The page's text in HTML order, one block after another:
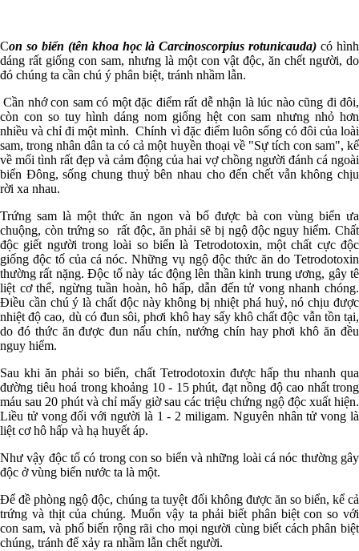
Con so biển (tên khoa học là Carcinoscorpius rotunicauda)có hình
dáng rất giống con sam, nhưng là một con vật độc, ăn chết người, do
đó chúng ta cần chú ý phân biệt, tránh nhầm lẫn.
Cần nhớ con sam có một đặc điểm rất dễ nhận là lúc nào cũng đi đôi,
còn con so tuy hình dáng nom giống hệt con sam nhưng nhỏ hơn
nhiều và chỉ đi một mình. Chính vì đặc điểm luôn sống có đôi của loài
sam, trong nhân dân ta có cả một huyền thoại về "Sự tích con sam", kể
về mối tình rất đẹp và cảm động của hai vợ chồng người đánh cá ngoài
biển Đông, sống chung thuỷ bên nhau cho đến chết vẫn không chịu
rời xa nhau.
Trứng sam là một thức ăn ngon và bổ được bà con vùng biển ưa
chuộng, còn trứng so rất độc, ăn phải sẽ bị ngộ độc nguy hiểm. Chất
độc giết người trong loài so biển là Tetrodotoxin, một chất cực độc
giống độc tố của cá nóc. Những vụ ngộ độc thức ăn do Tetrodotoxin
thường rất nặng. Độc tố này tác động lên thần kinh trung ương, gây tê
liệt cơ thể, ngừng tuần hoàn, hô hấp, dẫn đến tử vong nhanh chóng.
Điều cần chú ý là chất độc này không bị nhiệt phá huỷ, nó chịu được
nhiệt độ cao, dù có đun sôi, phơi khô hay sấy khô chất độc vẫn tồn tại,
do đó thức ăn được đun nấu chín, nướng chín hay phơi khô ăn đều
nguy hiểm.
Sau khi ăn phải so biển, chất Tetrodotoxin được hấp thu nhanh qua
đường tiêu hoá trong khoảng 10 - 15 phút, đạt nồng độ cao nhất trong
máu sau 20 phút và chỉ mấy giờ sau các triệu chứng ngộ độc xuất hiện.
Liều tử vong đối với người là 1 - 2 miligam. Nguyên nhân tử vong là
liệt cơ hô hấp và hạ huyết áp.
Như vậy độc tố có trong con so biển và những loài cá nóc thường gây
độc ở vùng biển nước ta là một.
Để đề phòng ngộ độc, chúng ta tuyệt đối không được ăn so biển, kể cả
trứng và thịt của chúng. Muốn vậy ta phải biết phân biệt con so với
con sam, và phổ biến rộng rãi cho mọi người cùng biết cách phân biệt
chúng, tránh để xảy ra nhầm lẫn chết người.